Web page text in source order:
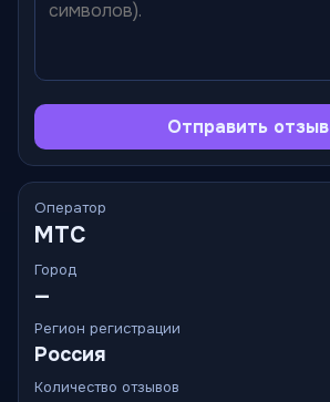
Отправить отзыв
Оператор
МТС
Город
—
Регион регистрации
Россия
Количество отзывов